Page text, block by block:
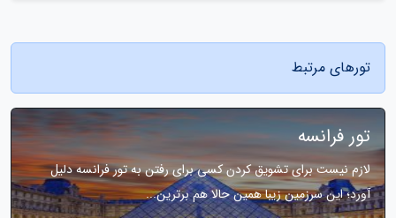
تورهای مرتبط
تور فرانسه
لازم نیست برای تشویق کردن کسی برای رفتن به تور فرانسه دلیل
آورد؛ این سرزمین زیبا همین حالا هم برترین...